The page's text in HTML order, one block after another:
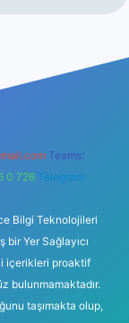
Teams:
0 726 Telegram:
Bilgi Teknolojileri
bir Yer Sağlayıcı
içerikleri proaktif
bulunmamaktadır.
taşımakta olup,